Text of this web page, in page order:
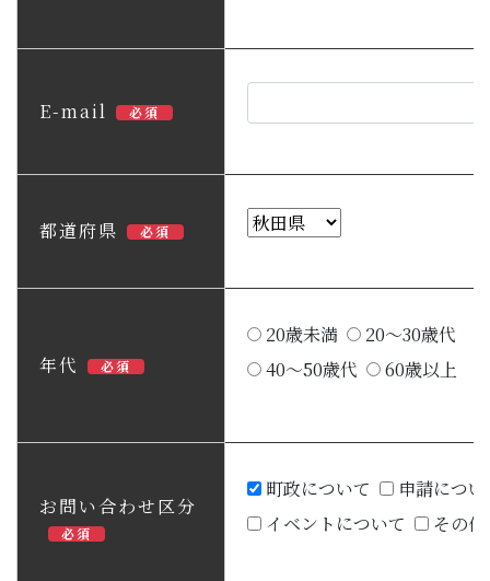
E-mail 必須
都道府県 必須
年代 必須
20歳未満
20～30歳代
40～50歳代
60歳以上
お問い合わせ区分
必須
町政について
申請につ
イベントについて
その他